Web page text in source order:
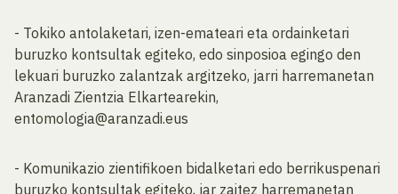
- Tokiko antolaketari, izen-emateari eta ordainketari
buruzko kontsultak egiteko, edo sinposioa egingo den
lekuari buruzko zalantzak argitzeko, jarri harremanetan
Aranzadi Zientzia Elkartearekin,
entomologia@aranzadi.eus
- Komunikazio zientifikoen bidalketari edo berrikuspenari
buruzko kontsultak egiteko, jar zaitez harremanetan